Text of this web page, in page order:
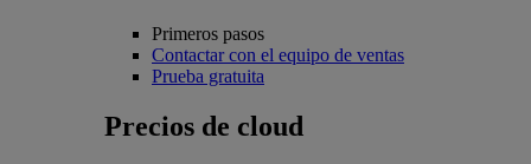
Primeros pasos
Contactar con el equipo de ventas
Prueba gratuita
Precios de cloud